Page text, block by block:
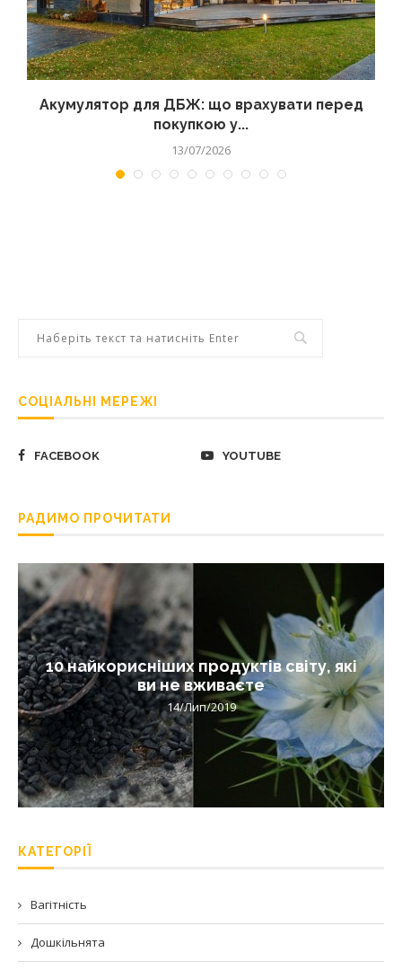
Акумулятор для ДБЖ: що врахувати перед
покупкою у...
13/07/2026
СОЦІАЛЬНІ МЕРЕЖІ
FACEBOOK YOUTUBE
РАДИМО ПРОЧИТАТИ
10 найкорисніших продуктів світу, які
ви не вживаєте
14/Лип/2019
КАТЕГОРІЇ
Вагітність
Дошкільнята